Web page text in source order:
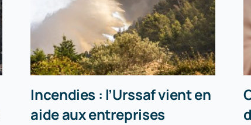
Incendies : l’Urssaf vient en
aide aux entreprises